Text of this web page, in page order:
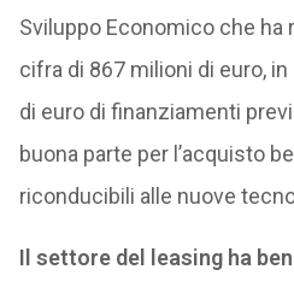
Sviluppo Economico che ha
cifra di 867 milioni di euro,
di euro di finanziamenti
buona parte per l’acquisto
riconducibili alle nuove
Il settore del leasing ha